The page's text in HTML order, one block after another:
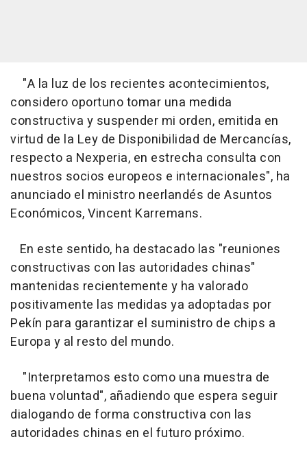
"A la luz de los recientes acontecimientos,
considero oportuno tomar una medida
constructiva y suspender mi orden, emitida en
virtud de la Ley de Disponibilidad de Mercancías,
respecto a Nexperia, en estrecha consulta con
nuestros socios europeos e internacionales", ha
anunciado el ministro neerlandés de Asuntos
Económicos, Vincent Karremans.
En este sentido, ha destacado las "reuniones
constructivas con las autoridades chinas"
mantenidas recientemente y ha valorado
positivamente las medidas ya adoptadas por
Pekín para garantizar el suministro de chips a
Europa y al resto del mundo.
"Interpretamos esto como una muestra de
buena voluntad", añadiendo que espera seguir
dialogando de forma constructiva con las
autoridades chinas en el futuro próximo.